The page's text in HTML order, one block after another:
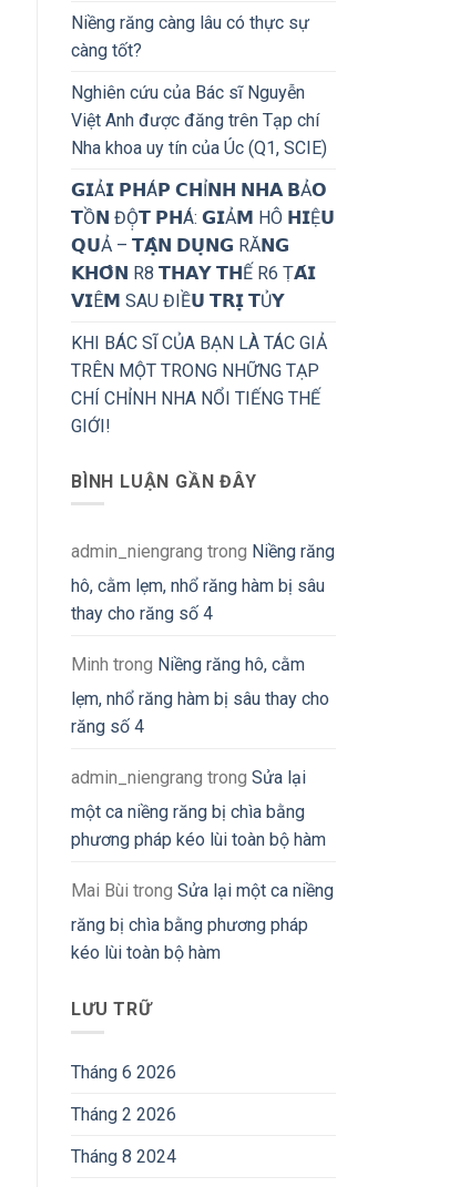
Niềng răng càng lâu có thực sự
càng tốt?
Nghiên cứu của Bác sĩ Nguyễn
Việt Anh được đăng trên Tạp chí
Nha khoa uy tín của Úc (Q1, SCIE)
𝗚𝗜Ả𝗜 𝗣𝗛Á𝗣 𝗖𝗛Ỉ𝗡𝗛 𝗡𝗛𝗔 𝗕Ả𝗢
𝗧Ồ𝗡 ĐỘ̣𝗧 𝗣𝗛Á: 𝗚𝗜Ả𝗠 HÔ 𝗛𝗜Ệ𝗨
𝗤𝗨Ả – 𝗧𝗔̣̂𝗡 𝗗𝗨̣𝗡𝗚 RĂ𝗡𝗚
𝗞𝗛𝗢̂𝗡 R8 𝗧𝗛𝗔𝗬 𝗧𝗛Ế R6 Ṭ𝗔́𝗜
𝗩𝗜Ê𝗠 SAU ĐIỀ𝗨 𝗧𝗥𝗜̣ 𝗧Ủ𝗬
KHI BÁC SĨ CỦA BẠN LÀ TÁC GIẢ
TRÊN MỘT TRONG NHỮNG TẠP
CHÍ CHỈNH NHA NỔI TIẾNG THẾ
GIỚI!
BÌNH LUẬN GẦN ĐÂY
admin_niengrang trong Niềng răng
hô, cằm lẹm, nhổ răng hàm bị sâu
thay cho răng số 4
Minh trong Niềng răng hô, cằm
lẹm, nhổ răng hàm bị sâu thay cho
răng số 4
admin_niengrang trong Sửa lại
một ca niềng răng bị chìa bằng
phương pháp kéo lùi toàn bộ hàm
Mai Bùi trong Sửa lại một ca niềng
răng bị chìa bằng phương pháp
kéo lùi toàn bộ hàm
LƯU TRỮ
Tháng 6 2026
Tháng 2 2026
Tháng 8 2024